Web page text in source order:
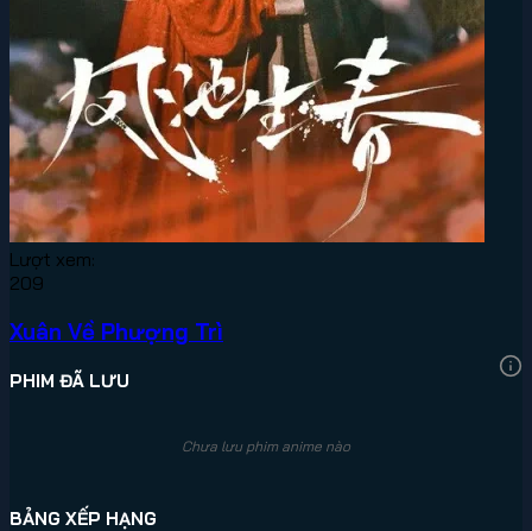
Lượt xem:
209
Xuân Về Phượng Trì
PHIM ĐÃ LƯU
Chưa lưu phim anime nào
BẢNG XẾP HẠNG